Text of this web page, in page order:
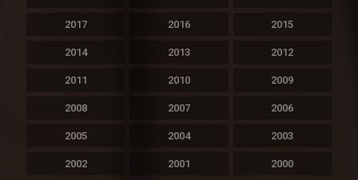
2017 2016 2015
2014 2013 2012
2011 2010 2009
2008 2007 2006
2005 2004 2003
2002 2001 2000